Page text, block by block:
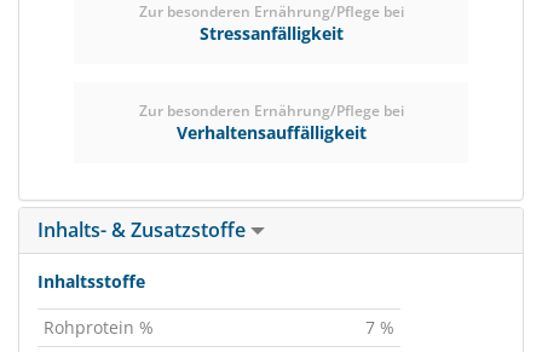
Zur besonderen Ernährung/Pflege bei
Stressanfälligkeit
Zur besonderen Ernährung/Pflege bei
Verhaltensauffälligkeit
Inhalts- & Zusatzstoffe
Inhaltsstoffe
Rohprotein %
7 %